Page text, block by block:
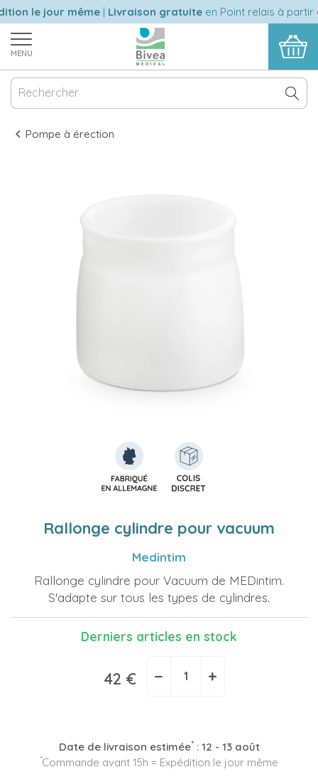
le jour même|Livraison gratuiteen Point relais à partir
MENU
Pompe à érection
Rallonge cylindre pour vacuum
Medintim
Rallonge cylindre pour Vacuum de MEDintim.
S'adapte sur tous les types de cylindres.
Derniers articles en stock
42 € − +
Date de livraison estimée*: 12 - 13 août
*Commande avant 15h = Expédition le jour même